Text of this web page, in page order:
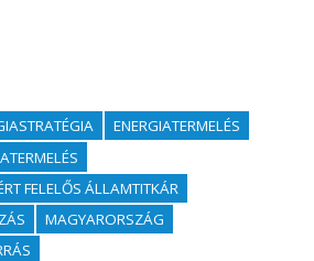
ENERGIATERMELÉS
FELELŐS ÁLLAMTITKÁR
MAGYARORSZÁG